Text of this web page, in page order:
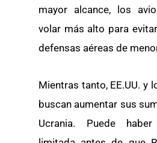
mayor alcance, los
volar más alto para
defensas aéreas de
Mientras tanto, EE.UU. y
buscan aumentar sus
Ucrania. Puede